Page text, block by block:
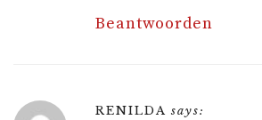
Beantwoorden
RENILDA says: